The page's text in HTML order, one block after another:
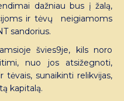
dažniau bus į žalą,
ir tėvų neigiamoms
sandorius.
švies9je, kils noro
nuo jos atsižegnoti,
sunaikinti relikvijas,
kapitalą.